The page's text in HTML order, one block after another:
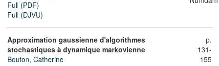
Full (PDF)
Full (DJVU)
Approximation gaussienne d'algorithmes
stochastiques à dynamique markovienne
Bouton, Catherine
p.
131-
155